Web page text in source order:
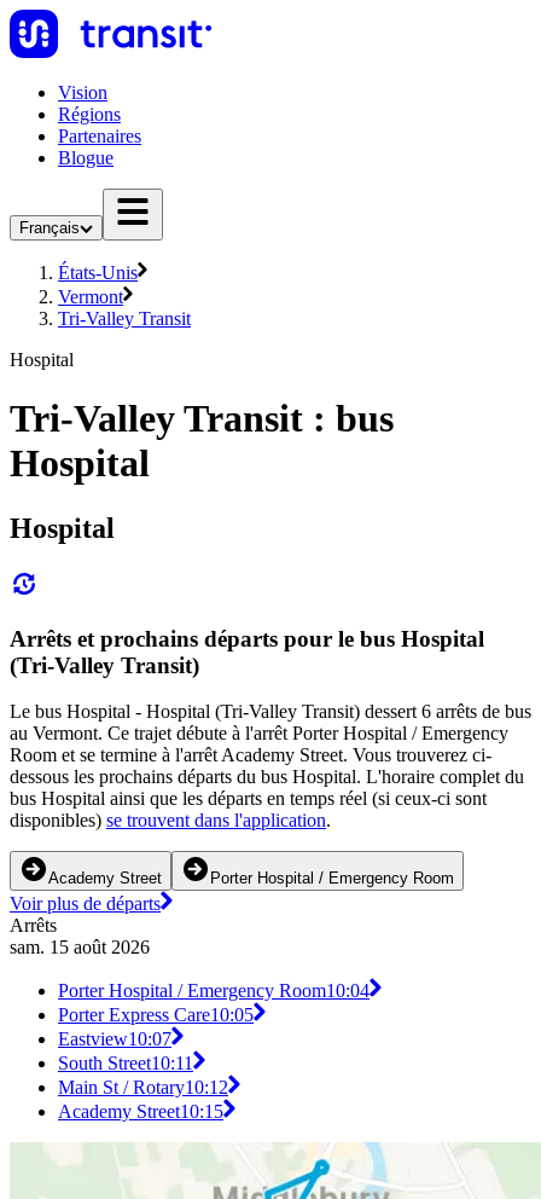
Vision
Régions
Partenaires
Blogue
Français
États-Unis
Vermont
Tri-Valley Transit
Hospital
Tri-Valley Transit : bus
Hospital
Hospital
Arrêts et prochains départs pour le bus Hospital
(Tri-Valley Transit)
Le bus Hospital - Hospital (Tri-Valley Transit) dessert 6 arrêts de bus
au Vermont. Ce trajet débute à l'arrêt Porter Hospital / Emergency
Room et se termine à l'arrêt Academy Street. Vous trouverez ci-
dessous les prochains départs du bus Hospital. L'horaire complet du
bus Hospital ainsi que les départs en temps réel (si ceux-ci sont
disponibles) se trouvent dans l'application.
Academy Street Porter Hospital / Emergency Room
Voir plus de départs
Arrêts
sam. 15 août 2026
Porter Hospital / Emergency Room10:04
Porter Express Care10:05
Eastview10:07
South Street10:11
Main St / Rotary10:12
Academy Street10:15